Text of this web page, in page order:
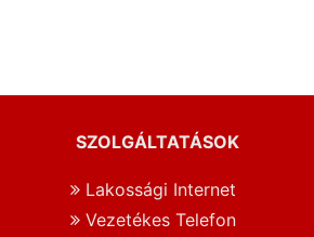
SZOLGÁLTATÁSOK
Lakossági Internet
Vezetékes Telefon